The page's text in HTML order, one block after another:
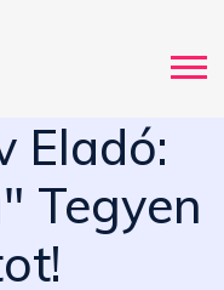
Eladó:
" Tegyen